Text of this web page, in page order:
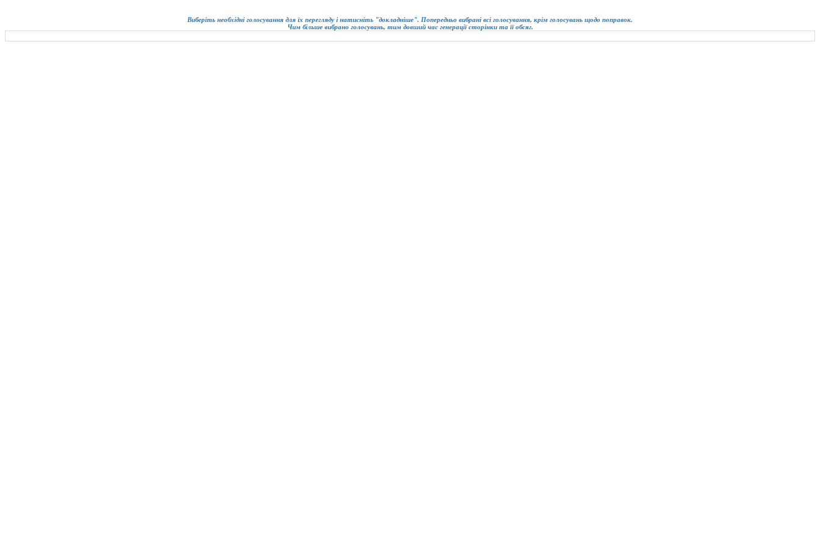
Виберіть необхідні голосування для їх перегляду і натисніть "докладніше". Попередньо вибрані всі голосування, крім голосувань щодо поправок.
Чим більше вибрано голосувань, тим довший час генерації сторінки та її обсяг.